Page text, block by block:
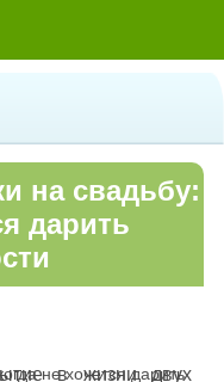
не хочется дарить
на свадьбу:
дарить
в жизни двух